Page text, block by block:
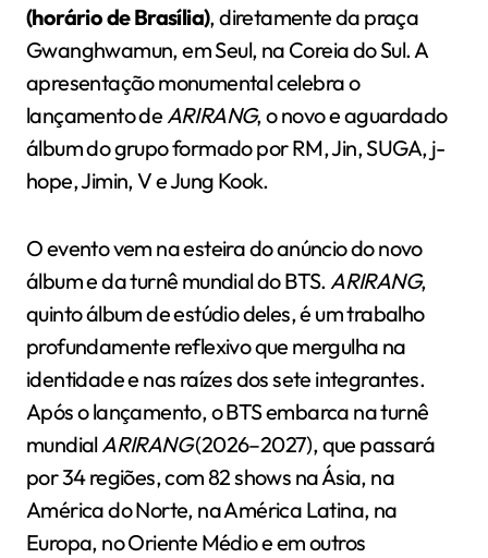
(horário de Brasília), diretamente da praça
Gwanghwamun, em Seul, na Coreia do Sul. A
apresentação monumental celebra o
lançamento deARIRANG, o novo e aguardado
álbum do grupo formado por RM, Jin, SUGA, j-
hope, Jimin, V e Jung Kook.
O evento vem na esteira do anúncio do novo
álbum e da turnê mundial do BTS.ARIRANG,
quinto álbum de estúdio deles, é um trabalho
profundamente reflexivo que mergulha na
identidade e nas raízes dos sete integrantes.
Após o lançamento, o BTS embarca na turnê
mundialARIRANG(2026–2027), que passará
por 34 regiões, com 82 shows na Ásia, na
América do Norte, na América Latina, na
Europa, no Oriente Médio e em outros